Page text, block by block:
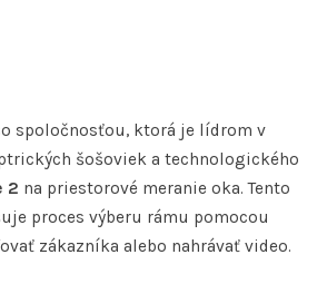
spoločnosťou, ktorá je lídrom v
šošoviek a technologického
2 na priestorové meranie oka. Tento
proces výberu rámu pomocou
zákazníka alebo nahrávať video.